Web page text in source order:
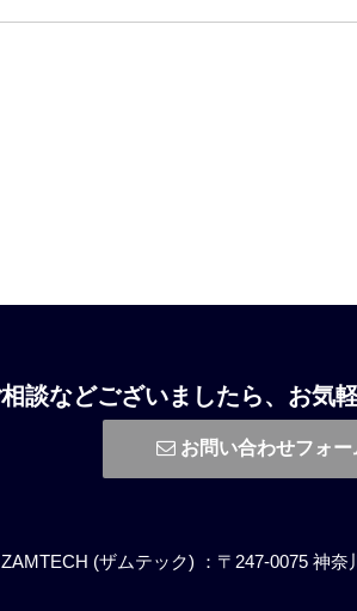
談などございましたら、お気
お問い合わせフォー
ZAMTECH (ザムテック) ：〒247-0075 神奈